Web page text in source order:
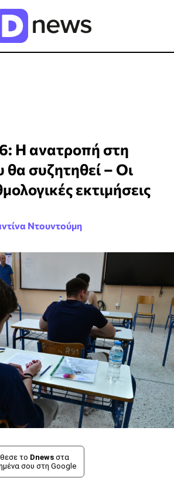
Η ανατροπή στη
συζητηθεί – Οι
εκτιμήσεις
Ντουντούμη
το Dnews στα
σου στη Google